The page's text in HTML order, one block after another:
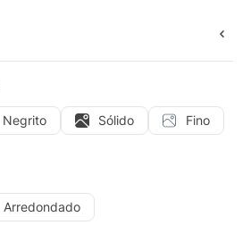
Negrito Sólido Fino
Arredondado
Ícones animados Ícones de